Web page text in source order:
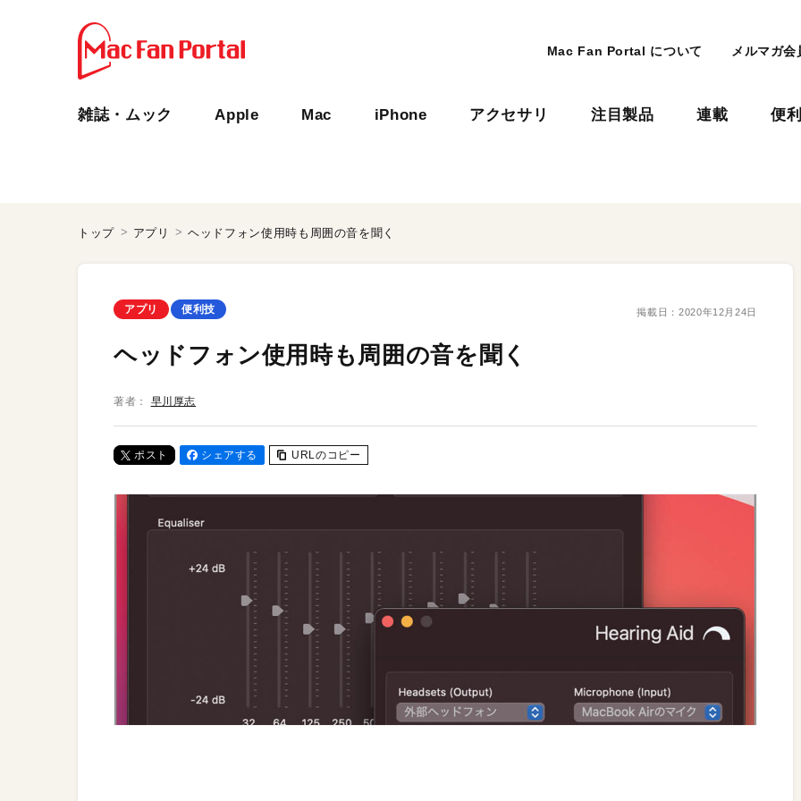
Mac Fan Portal について メルマガ会
雑誌・ムック Apple Mac iPhone アクセサリ 注目製品 連載 便
トップ アプリ ヘッドフォン使用時も周囲の音を聞く
アプリ 便利技 掲載日： 2020年12月24日
ヘッドフォン使用時も周囲の音を聞く
著者： 早川厚志
ポスト シェアする URLのコピー